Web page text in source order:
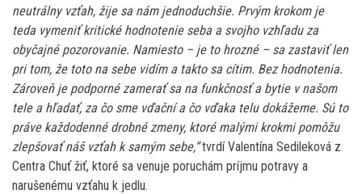
neutrálny vzťah, žije sa nám jednoduchšie. Prvým krokom je
teda vymeniť kritické hodnotenie seba a svojho vzhľadu za
obyčajné pozorovanie. Namiesto – je to hrozné – sa zastaviť len
pri tom, že toto na sebe vidím a takto sa cítim. Bez hodnotenia.
Zároveň je podporné zamerať sa na funkčnosť a bytie v našom
tele a hľadať, za čo sme vďační a čo vďaka telu dokážeme. Sú to
práve každodenné drobné zmeny, ktoré malými krokmi pomôžu
zlepšovať náš vzťah k samým sebe,“tvrdí Valentína Sedileková z
Centra Chuť žiť, ktoré sa venuje poruchám príjmu potravy a
narušenému vzťahu k jedlu.